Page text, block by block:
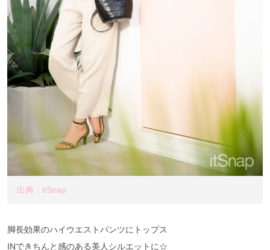
出典：itSnap
脚長効果のハイウエストパンツにトップス
INできちんと感のある美人シルエットに☆